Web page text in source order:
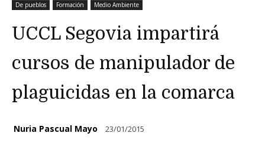
De pueblos Formación Medio Ambiente
UCCL Segovia impartirá
cursos de manipulador de
plaguicidas en la comarca
Nuria Pascual Mayo 23/01/2015